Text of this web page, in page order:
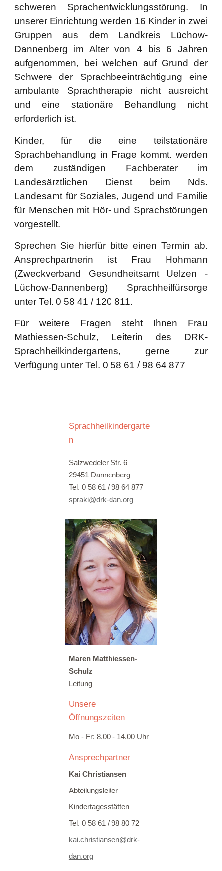
schweren Sprachentwicklungsstörung. In
unserer Einrichtung werden 16 Kinder in zwei
Gruppen aus dem Landkreis Lüchow-
Dannenberg im Alter von 4 bis 6 Jahren
aufgenommen, bei welchen auf Grund der
Schwere der Sprachbeeinträchtigung eine
ambulante Sprachtherapie nicht ausreicht
und eine stationäre Behandlung nicht
erforderlich ist.
Kinder, für die eine teilstationäre
Sprachbehandlung in Frage kommt, werden
dem zuständigen Fachberater im
Landesärztlichen Dienst beim Nds.
Landesamt für Soziales, Jugend und Familie
für Menschen mit Hör- und Sprachstörungen
vorgestellt.
Sprechen Sie hierfür bitte einen Termin ab.
Ansprechpartnerin ist Frau Hohmann
(Zweckverband Gesundheitsamt Uelzen -
Lüchow-Dannenberg) Sprachheilfürsorge
unter Tel. 0 58 41 / 120 811.
Für weitere Fragen steht Ihnen Frau
Mathiessen-Schulz, Leiterin des DRK-
Sprachheilkindergartens, gerne zur
Verfügung unter Tel. 0 58 61 / 98 64 877
Sprachheilkindergarte
n
Salzwedeler Str. 6
29451 Dannenberg
Tel. 0 58 61 / 98 64 877
spraki@drk-dan.org
Maren Matthiessen-
Schulz
Leitung
Unsere
Öffnungszeiten
Mo - Fr: 8.00 - 14.00 Uhr
Ansprechpartner
Kai Christiansen
Abteilungsleiter
Kindertagesstätten
Tel. 0 58 61 / 98 80 72
kai.christiansen@drk-
dan.org